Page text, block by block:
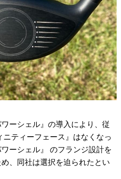
ーシェル』の導入により、従
ティーフェース』はなくなっ
ーシェル』 のフランジ設計を
、同社は選択を迫られたとい